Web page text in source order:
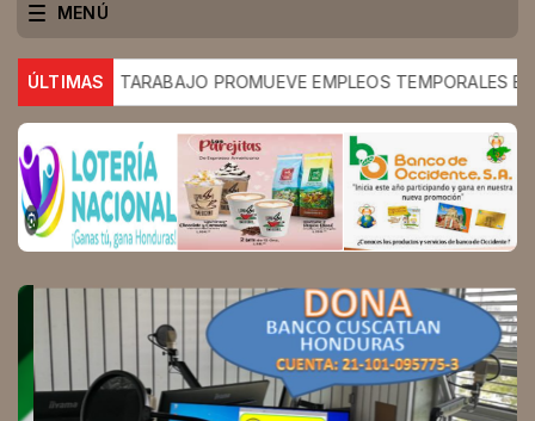
MENÚ
ÚLTIMAS
DE TARABAJO PROMUEVE EMPLEOS TEMPORALES EN EL